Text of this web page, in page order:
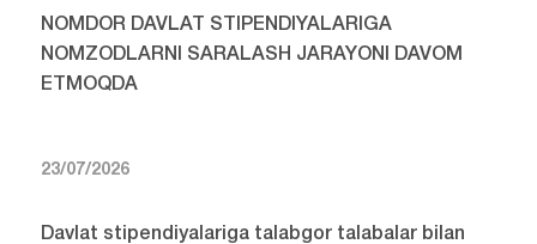
NOMDOR DAVLAT STIPENDIYALARIGA
NOMZODLARNI SARALASH JARAYONI DAVOM
ETMOQDA
23/07/2026
Davlat stipendiyalariga talabgor talabalar bilan